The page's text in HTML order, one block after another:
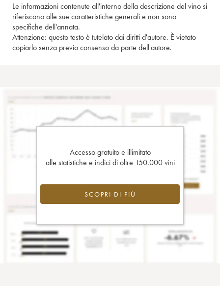
Le informazioni contenute all'interno della descrizione del vino si
riferiscono alle sue caratteristiche generali e non sono
specifiche dell'annata.
Attenzione: questo testo è tutelato dai diritti d'autore. È vietato
copiarlo senza previo consenso da parte dell'autore.
Accesso gratuito e illimitato
alle statistiche e indici di oltre 150.000 vini
SCOPRI DI PIÙ